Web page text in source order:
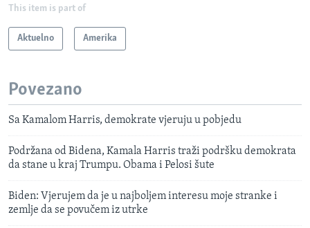
This item is part of
Aktuelno Amerika
Povezano
Sa Kamalom Harris, demokrate vjeruju u pobjedu
Podržana od Bidena, Kamala Harris traži podršku demokrata
da stane u kraj Trumpu. Obama i Pelosi šute
Biden: Vjerujem da je u najboljem interesu moje stranke i
zemlje da se povučem iz utrke